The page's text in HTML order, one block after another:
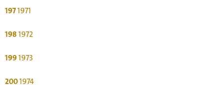
1971971
1981972
1991973
2001974